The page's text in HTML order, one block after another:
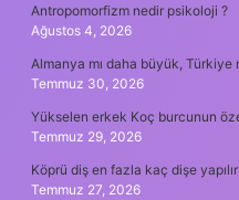
Antropomorfizm nedir psikoloji ?
Ağustos 4, 2026
Almanya mı daha büyük, Türkiye
Temmuz 30, 2026
Yükselen erkek Koç burcunun
Temmuz 29, 2026
Köprü diş en fazla kaç dişe
Temmuz 27, 2026